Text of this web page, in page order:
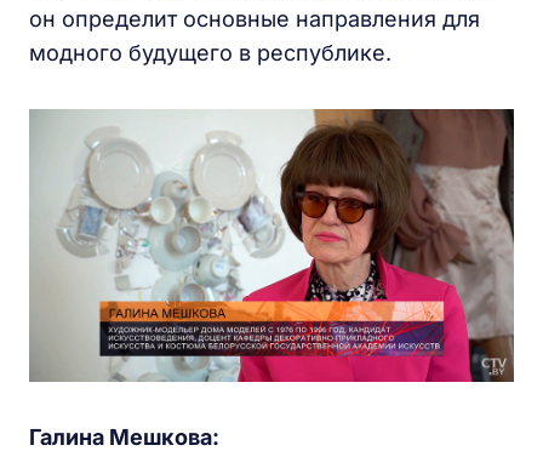
он определит основные направления для
модного будущего в республике.
Галина Мешкова: